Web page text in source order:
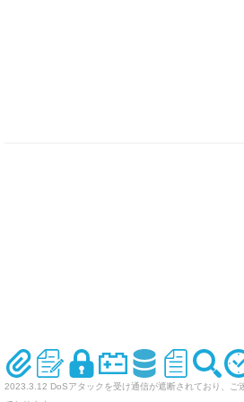
2023.3.12 DoSアタックを受け通信が遮断されており、ご